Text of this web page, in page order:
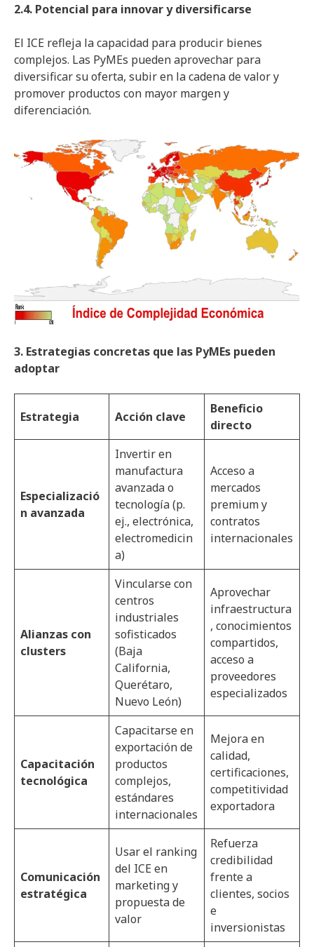
2.4. Potencial para innovar y diversificarse
El ICE refleja la capacidad para producir bienes
complejos. Las PyMEs pueden aprovechar para
diversificar su oferta, subir en la cadena de valor y
promover productos con mayor margen y
diferenciación.
3. Estrategias concretas que las PyMEs pueden
adoptar
Estrategia Acción clave
Beneficio
directo
Especializació
n avanzada
Invertir en
manufactura
avanzada o
tecnología (p.
ej., electrónica,
electromedicin
a)
Acceso a
mercados
premium y
contratos
internacionales
Alianzas con
clusters
Vincularse con
centros
industriales
sofisticados
(Baja
California,
Querétaro,
Nuevo León)
Aprovechar
infraestructura
, conocimientos
compartidos,
acceso a
proveedores
especializados
Capacitación
tecnológica
Capacitarse en
exportación de
productos
complejos,
estándares
internacionales
Mejora en
calidad,
certificaciones,
competitividad
exportadora
Comunicación
estratégica
Usar el ranking
del ICE en
marketing y
propuesta de
valor
Refuerza
credibilidad
frente a
clientes, socios
e
inversionistas